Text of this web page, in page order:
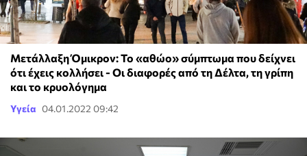
Μετάλλαξη Όμικρον: Το «αθώο» σύμπτωμα που δείχνει
ότι έχεις κολλήσει - Οι διαφορές από τη Δέλτα, τη γρίπη
και το κρυολόγημα
Υγεία 04.01.2022 09:42